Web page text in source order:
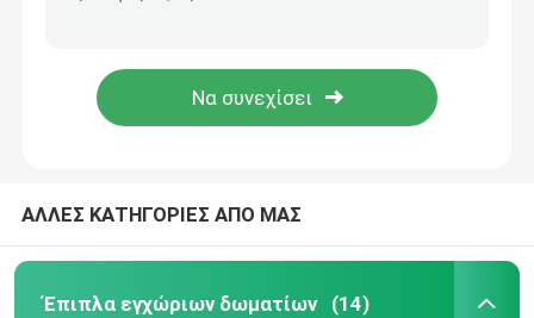
Τραπεζάκια σαλονιού συνήθειας
ΑΛΛΕΣ ΚΑΤΗΓΟΡΙΕΣ ΑΠΟ ΜΑΣ
Έπιπλα εγχώριων δωματίων (14)